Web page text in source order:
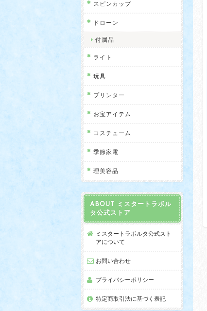
スピンカップ
ドローン
付属品
ライト
玩具
プリンター
お宝アイテム
コスチューム
季節家電
理美容品
ABOUT ミスタートラボル
タ公式ストア
ミスタートラボルタ公式スト
アについて
お問い合わせ
プライバシーポリシー
特定商取引法に基づく表記